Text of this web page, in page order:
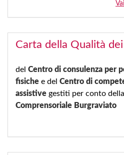
Carta della Qualità
del Centro di consulenza per
fisiche e del Centro di
assistive gestiti per conto della
Comprensoriale Burgraviato